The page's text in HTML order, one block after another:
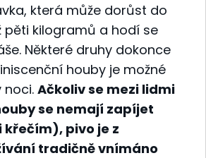
která může dorůst do
pěti kilogramů a hodí se
Některé druhy dokonce
houby je možné
noci.Ačkoliv se mezi lidmi
se nemají zapíjet
pivo je z
tradičně vnímáno